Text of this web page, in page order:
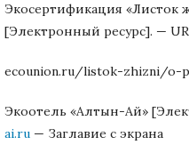
Экосертификация «Листок
[Электронный ресурс]. —
ecounion.ru/listok-zhizni/o-
Экоотель «Алтын-Ай»
ai.ru — Заглавие с экрана